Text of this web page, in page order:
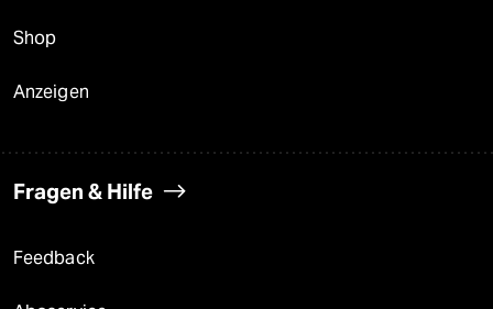
Shop
Anzeigen
Fragen & Hilfe
Feedback